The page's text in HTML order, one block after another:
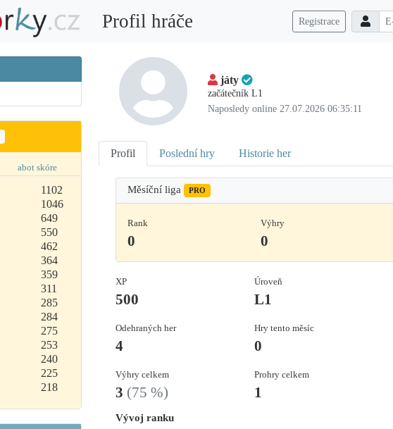
Profil hráče Registrace
abot skóre
1102
1046
649
550
462
364
359
311
285
284
275
253
240
225
218
játy
začátečník L1
Naposledy online 27.07.2026 06:35:11
Profil Poslední hry Historie her
Měsíční liga PRO
Rank
0
Výhry
0
XP
500
Úroveň
L1
Odehraných her
4
Hry tento měsíc
0
Výhry celkem
3 (75 %)
Prohry celkem
1
Vývoj ranku